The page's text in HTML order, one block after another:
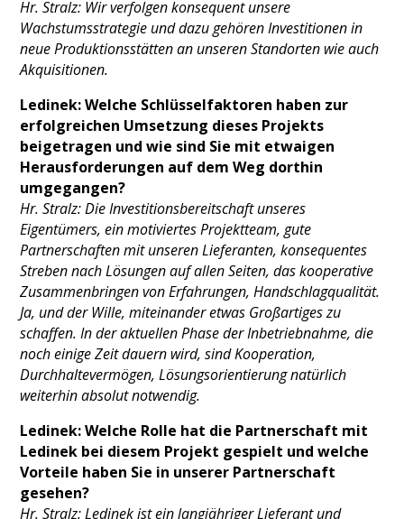
Hr. Stralz: Wir verfolgen konsequent unsere
Wachstumsstrategie und dazu gehören Investitionen in
neue Produktionsstätten an unseren Standorten wie auch
Akquisitionen.
Ledinek: Welche Schlüsselfaktoren haben zur
erfolgreichen Umsetzung dieses Projekts
beigetragen und wie sind Sie mit etwaigen
Herausforderungen auf dem Weg dorthin
umgegangen?
Hr. Stralz: Die Investitionsbereitschaft unseres
Eigentümers, ein motiviertes Projektteam, gute
Partnerschaften mit unseren Lieferanten, konsequentes
Streben nach Lösungen auf allen Seiten, das kooperative
Zusammenbringen von Erfahrungen, Handschlagqualität.
Ja, und der Wille, miteinander etwas Großartiges zu
schaffen. In der aktuellen Phase der Inbetriebnahme, die
noch einige Zeit dauern wird, sind Kooperation,
Durchhaltevermögen, Lösungsorientierung natürlich
weiterhin absolut notwendig.
Ledinek: Welche Rolle hat die Partnerschaft mit
Ledinek bei diesem Projekt gespielt und welche
Vorteile haben Sie in unserer Partnerschaft
gesehen?
Hr. Stralz: Ledinek ist ein langjähriger Lieferant und